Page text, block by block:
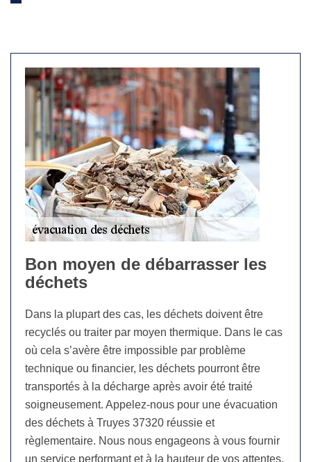
Bon moyen de débarrasser les
déchets
Dans la plupart des cas, les déchets doivent être
recyclés ou traiter par moyen thermique. Dans le cas
où cela s’avère être impossible par problème
technique ou financier, les déchets pourront être
transportés à la décharge après avoir été traité
soigneusement. Appelez-nous pour une évacuation
des déchets à Truyes 37320 réussie et
règlementaire. Nous nous engageons à vous fournir
un service performant et à la hauteur de vos attentes.